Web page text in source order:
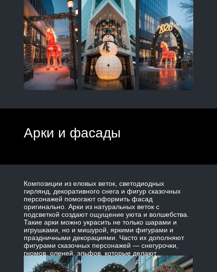
Композиции из еловых веток, светодиодных
гирлянд, декоративного снега и фигур сказочных
персонажей помогают оформить фасад
оригинально. Арки из натуральных веток с
подсветкой создают ощущение уюта и волшебства.
Такие арки можно украсить не только шарами и
игрушками, но и мишурой, яркими фигурами и
праздничными декорациями. Часто их дополняют
фигурами сказочных персонажей — снегурочки,
гномов, оленей, эльфов, которые делают
композицию привлекательной для детей.
Арки и фасады